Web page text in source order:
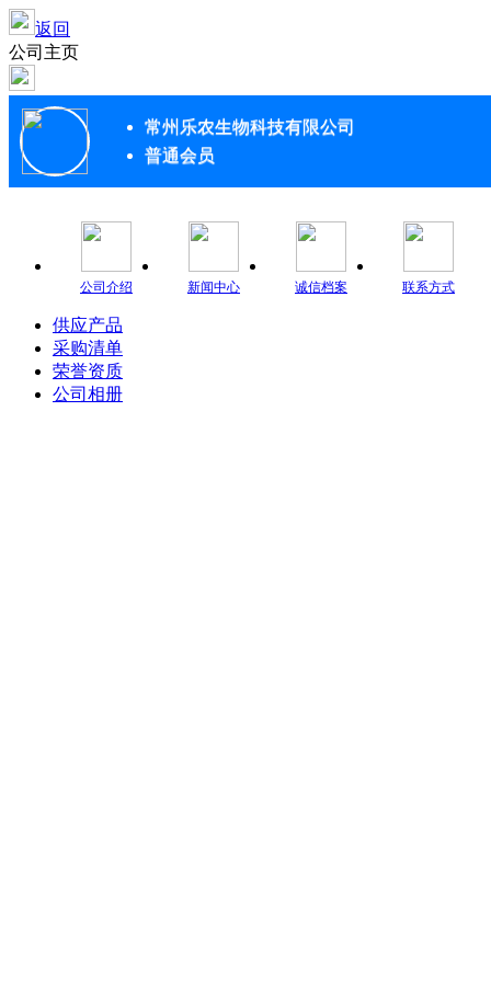
返回
公司主页
常州乐农生物科技有限公司
普通会员
公司介绍 新闻中心 诚信档案 联系方式
供应产品
采购清单
荣誉资质
公司相册